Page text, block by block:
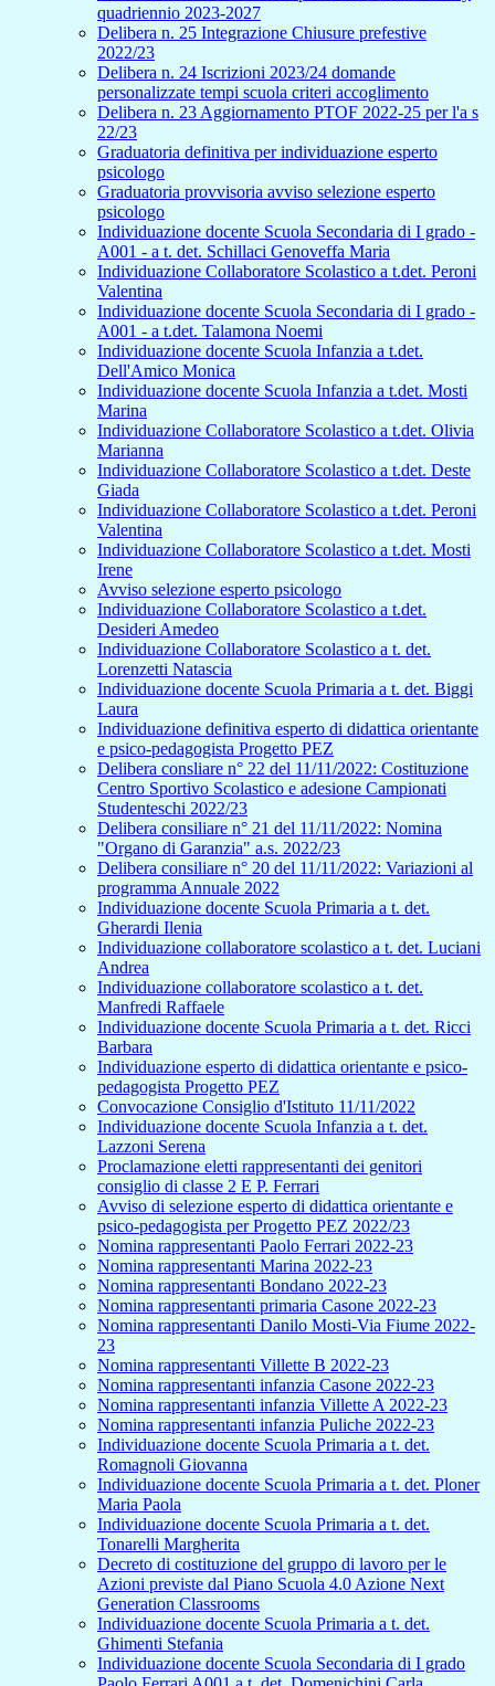
quadriennio 2023-2027
Delibera n. 25 Integrazione Chiusure prefestive
2022/23
Delibera n. 24 Iscrizioni 2023/24 domande
personalizzate tempi scuola criteri accoglimento
Delibera n. 23 Aggiornamento PTOF 2022-25 per l'a s
22/23
Graduatoria definitiva per individuazione esperto
psicologo
Graduatoria provvisoria avviso selezione esperto
psicologo
Individuazione docente Scuola Secondaria di I grado -
A001 - a t. det. Schillaci Genoveffa Maria
Individuazione Collaboratore Scolastico a t.det. Peroni
Valentina
Individuazione docente Scuola Secondaria di I grado -
A001 - a t.det. Talamona Noemi
Individuazione docente Scuola Infanzia a t.det.
Dell'Amico Monica
Individuazione docente Scuola Infanzia a t.det. Mosti
Marina
Individuazione Collaboratore Scolastico a t.det. Olivia
Marianna
Individuazione Collaboratore Scolastico a t.det. Deste
Giada
Individuazione Collaboratore Scolastico a t.det. Peroni
Valentina
Individuazione Collaboratore Scolastico a t.det. Mosti
Irene
Avviso selezione esperto psicologo
Individuazione Collaboratore Scolastico a t.det.
Desideri Amedeo
Individuazione Collaboratore Scolastico a t. det.
Lorenzetti Natascia
Individuazione docente Scuola Primaria a t. det. Biggi
Laura
Individuazione definitiva esperto di didattica orientante
e psico-pedagogista Progetto PEZ
Delibera consliare n° 22 del 11/11/2022: Costituzione
Centro Sportivo Scolastico e adesione Campionati
Studenteschi 2022/23
Delibera consiliare n° 21 del 11/11/2022: Nomina
"Organo di Garanzia" a.s. 2022/23
Delibera consiliare n° 20 del 11/11/2022: Variazioni al
programma Annuale 2022
Individuazione docente Scuola Primaria a t. det.
Gherardi Ilenia
Individuazione collaboratore scolastico a t. det. Luciani
Andrea
Individuazione collaboratore scolastico a t. det.
Manfredi Raffaele
Individuazione docente Scuola Primaria a t. det. Ricci
Barbara
Individuazione esperto di didattica orientante e psico-
pedagogista Progetto PEZ
Convocazione Consiglio d'Istituto 11/11/2022
Individuazione docente Scuola Infanzia a t. det.
Lazzoni Serena
Proclamazione eletti rappresentanti dei genitori
consiglio di classe 2 E P. Ferrari
Avviso di selezione esperto di didattica orientante e
psico-pedagogista per Progetto PEZ 2022/23
Nomina rappresentanti Paolo Ferrari 2022-23
Nomina rappresentanti Marina 2022-23
Nomina rappresentanti Bondano 2022-23
Nomina rappresentanti primaria Casone 2022-23
Nomina rappresentanti Danilo Mosti-Via Fiume 2022-
23
Nomina rappresentanti Villette B 2022-23
Nomina rappresentanti infanzia Casone 2022-23
Nomina rappresentanti infanzia Villette A 2022-23
Nomina rappresentanti infanzia Puliche 2022-23
Individuazione docente Scuola Primaria a t. det.
Romagnoli Giovanna
Individuazione docente Scuola Primaria a t. det. Ploner
Maria Paola
Individuazione docente Scuola Primaria a t. det.
Tonarelli Margherita
Decreto di costituzione del gruppo di lavoro per le
Azioni previste dal Piano Scuola 4.0 Azione Next
Generation Classrooms
Individuazione docente Scuola Primaria a t. det.
Ghimenti Stefania
Individuazione docente Scuola Secondaria di I grado